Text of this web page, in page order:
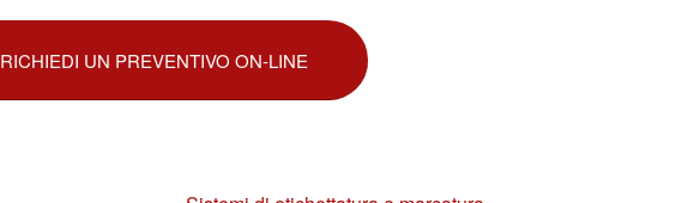
RICHIEDI UN PREVENTIVO ON-LINE